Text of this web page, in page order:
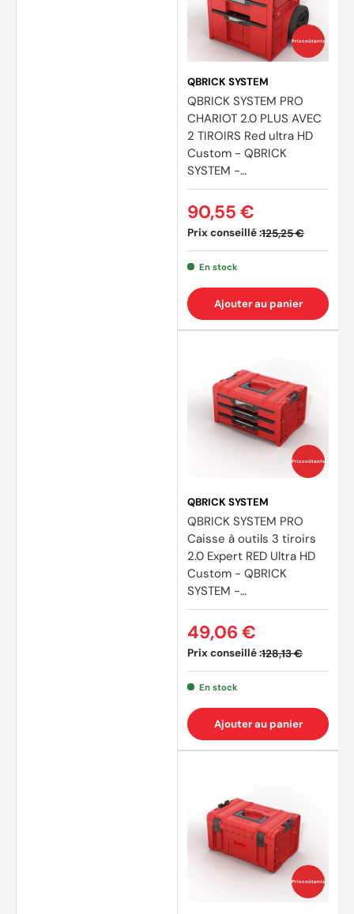
Prix coûtants
QBRICK SYSTEM
QBRICK SYSTEM PRO
CHARIOT 2.0 PLUS AVEC
2 TIROIRS Red ultra HD
Custom - QBRICK
SYSTEM -
SKRWQCP2PD2CZEPG00
1
Prix conseillé :125,25 €
90,55 €
En stock
Ajouter au panier
Prix coûtants
QBRICK SYSTEM
QBRICK SYSTEM PRO
Caisse à outils 3 tiroirs
2.0 Expert RED Ultra HD
Custom - QBRICK
SYSTEM -
SKRQPROD3E2CCZEPG0
01
Prix conseillé :128,13 €
49,06 €
En stock
Ajouter au panier
Prix coûtants